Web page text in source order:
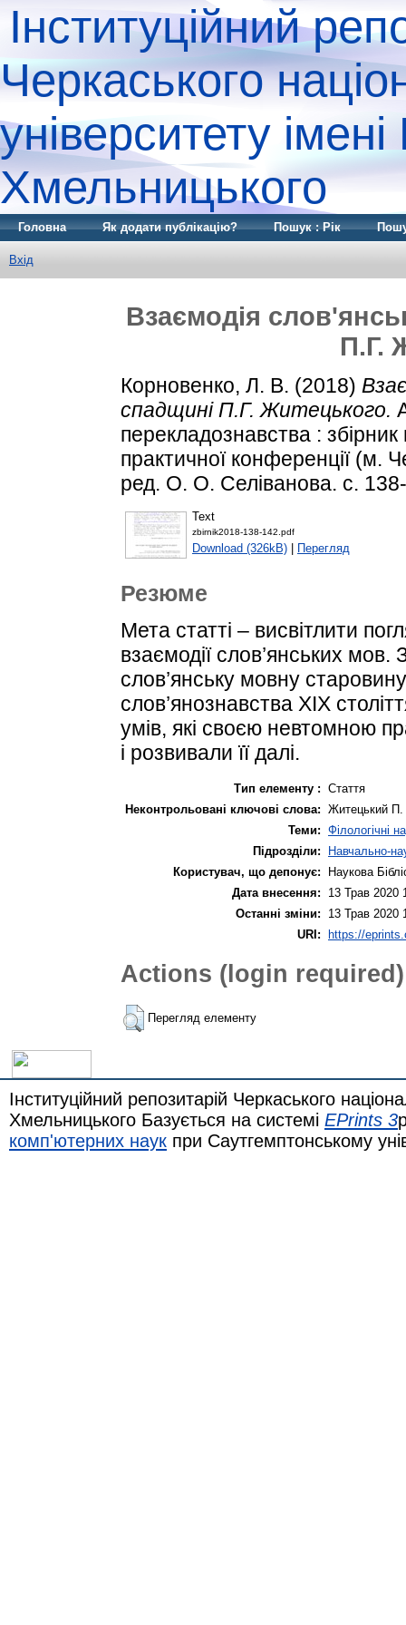
Інституційний
Черкаського
університету
Хмельницького
Головна Як додати публікацію? Пошук : Рік
Вхід
Взаємодія
П.Г.
Корновенко, Л. В. (2018)
спадщині П.Г. Житецького.
перекладознавства : збірник
практичної конференції (м.
ред. О. О. Селіванова. с.
Text
zbirnik2018-138-142.pdf
Download (326kB) Перегляд
Резюме
Мета статті – висвітлити
взаємодії слов’янських
слов’янську мовну
слов’янознавства XIX
умів, які своєю невтомною
і розвивали її далі.
Тип елементу : Стаття
Неконтрольовані ключові слова: Житецький П.
Теми: Філологічні
Підрозділи:
Навчально-
Користувач, що депонує:
Наукова
Дата внесення:
13 Трав 2020
Останні зміни:
13 Трав 2020
URI: https://
Actions (login required)
Перегляд елементу
Інституційний репозитарій Черкаського
Хмельницького Базується на системі EPrints 3
комп'ютерних наук при Саутгемптонському